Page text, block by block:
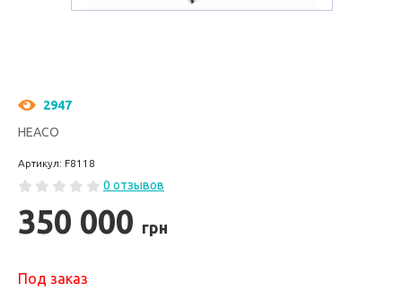
2947
HEACO
Артикул: F8118
0 отзывов
350 000 грн
Под заказ